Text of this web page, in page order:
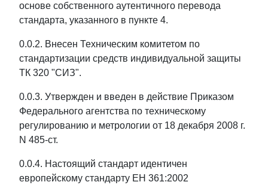
основе собственного аутентичного перевода
стандарта, указанного в пункте 4.
0.0.2. Внесен Техническим комитетом по
стандартизации средств индивидуальной защиты
ТК 320 "СИЗ".
0.0.3. Утвержден и введен в действие Приказом
Федерального агентства по техническому
регулированию и метрологии от 18 декабря 2008 г.
N 485-ст.
0.0.4. Настоящий стандарт идентичен
европейскому стандарту ЕН 361:2002